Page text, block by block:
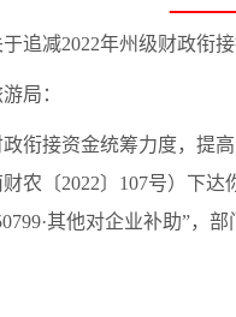
追减2022年州级财政衔
局：
衔接资金统筹力度，提
农〔2022〕107号）下
其他对企业补助”，